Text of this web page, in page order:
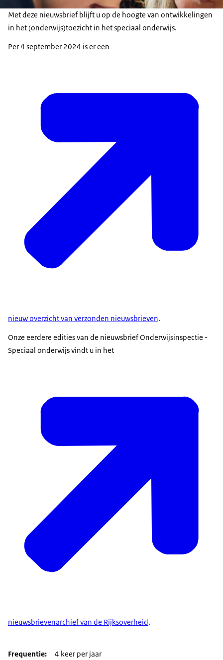
Met deze nieuwsbrief blijft u op de hoogte van ontwikkelingen
in het (onderwijs)toezicht in het speciaal onderwijs.
Per 4 september 2024 is er een
nieuw overzicht van verzonden nieuwsbrieven.
Onze eerdere edities van de nieuwsbrief Onderwijsinspectie -
Speciaal onderwijs vindt u in het
nieuwsbrievenarchief van de Rijksoverheid.
Frequentie
4 keer per jaar